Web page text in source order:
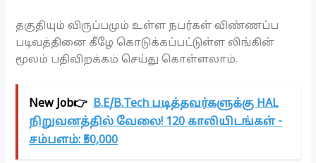
தகுதியும் விருப்பமும் உள்ள நபர்கள் விண்ணப்ப
படிவத்தினை கீழே கொடுக்கப்பட்டுள்ள லிங்கின்
மூலம் பதிவிறக்கம் செய்து கொள்ளலாம்.
New Job👉 B.E/B.Tech படித்தவர்களுக்கு HAL
நிறுவனத்தில் வேலை! 120 காலியிடங்கள் -
சம்பளம்: ₹50,000